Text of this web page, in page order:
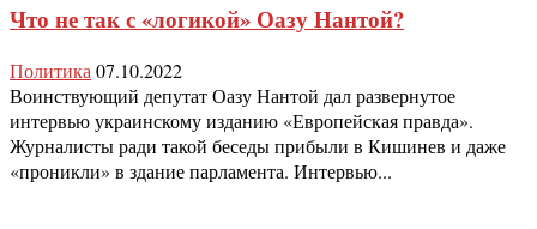
Что не так с «логикой» Оазу Нантой?
Политика 07.10.2022
Воинствующий депутат Оазу Нантой дал развернутое
интервью украинскому изданию «Европейская правда».
Журналисты ради такой беседы прибыли в Кишинев и даже
«проникли» в здание парламента. Интервью...